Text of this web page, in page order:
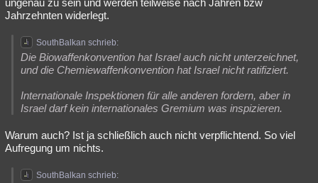
ungenau zu sein und werden teilweise nach Jahren bzw
Jahrzehnten widerlegt.
SouthBalkan schrieb:
Die Biowaffenkonvention hat Israel auch nicht unterzeichnet,
und die Chemiewaffenkonvention hat Israel nicht ratifiziert.
Internationale Inspektionen für alle anderen fordern, aber in
Israel darf kein internationales Gremium was inspizieren.
Warum auch? Ist ja schließlich auch nicht verpflichtend. So viel
Aufregung um nichts.
SouthBalkan schrieb: